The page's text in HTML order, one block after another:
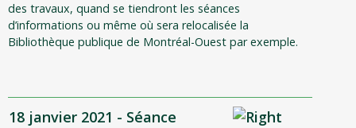
des travaux, quand se tiendront les séances
d’informations ou même où sera relocalisée la
Bibliothèque publique de Montréal-Ouest par exemple.
18 janvier 2021 - Séance